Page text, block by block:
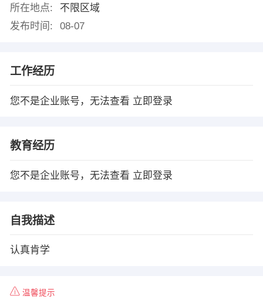
所在地点:
不限区域
发布时间:
08-07
工作经历
您不是企业账号，无法查看 立即登录
教育经历
您不是企业账号，无法查看 立即登录
自我描述
认真肯学
温馨提示